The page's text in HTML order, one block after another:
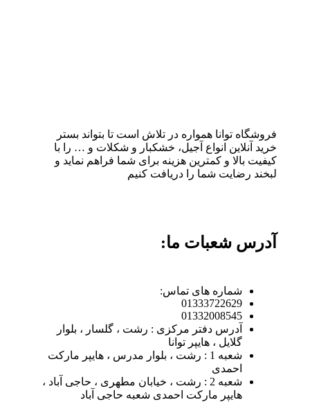
فروشگاه توانا همواره در تلاش است تا بتواند بستر
خرید آنلاین انواع آجیل، خشکبار و شکلات و … را با
کیفیت بالا و کمترین هزینه برای شما فراهم نماید و
لبخند رضایت شما را دریافت کنیم
آدرس شعبات ما:
شماره های تماس:
01333722629
01332008545
آدرس دفتر مرکزی : رشت ، گلسار ، بلوار
گلایل ، هایپر توانا
شعبه 1 : رشت ، بلوار مدرس ، هایپر مارکت
احمدی
شعبه 2 : رشت ، خیابان مطهری ، حاجی آباد ،
هایپر مارکت احمدی شعبه حاجی آباد